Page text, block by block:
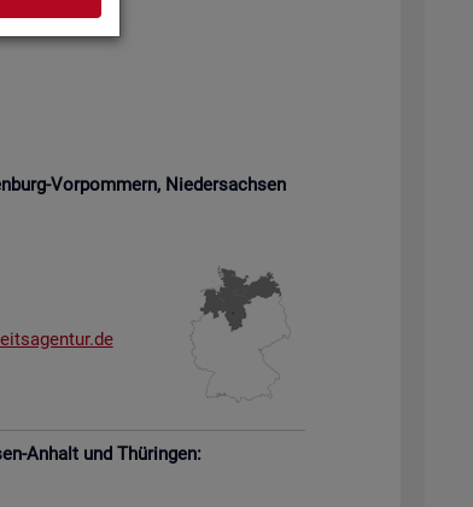
Vor­pom­mern, Nie­der­sach­sen
An­halt und Thü­rin­gen: